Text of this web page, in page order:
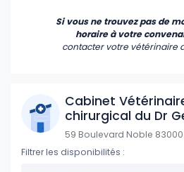
Si vous ne trouvez pas de
horaire à votre
contacter votre vétérinaire
Cabinet
chirurgical du Dr
59 Boulevard Noble
Filtrer les disponibilités :